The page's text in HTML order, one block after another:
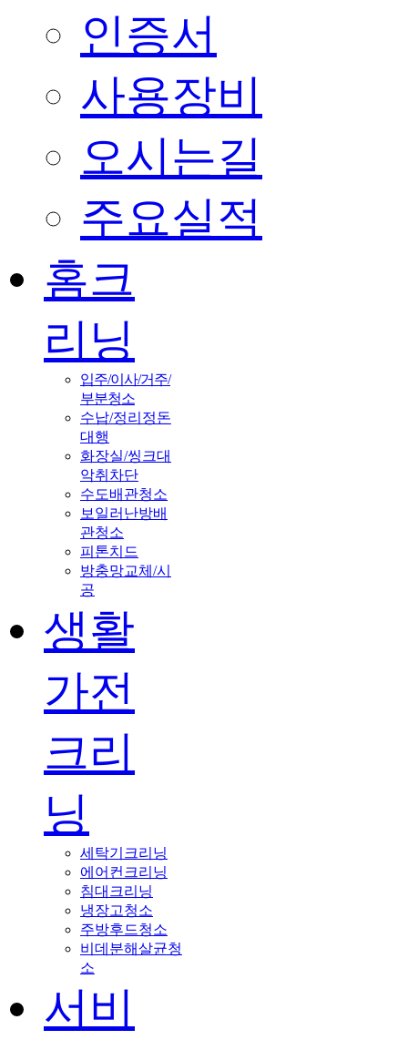
인증서
사용장비
오시는길
주요실적
홈크
리닝
입주/이사/거주/
부분청소
수납/정리정돈
대행
화장실/씽크대
악취차단
수도배관청소
보일러난방배
관청소
피톤치드
방충망교체/시
공
생활
가전
크리
닝
세탁기크리닝
에어컨크리닝
침대크리닝
냉장고청소
주방후드청소
비데분해살균청
소
서비